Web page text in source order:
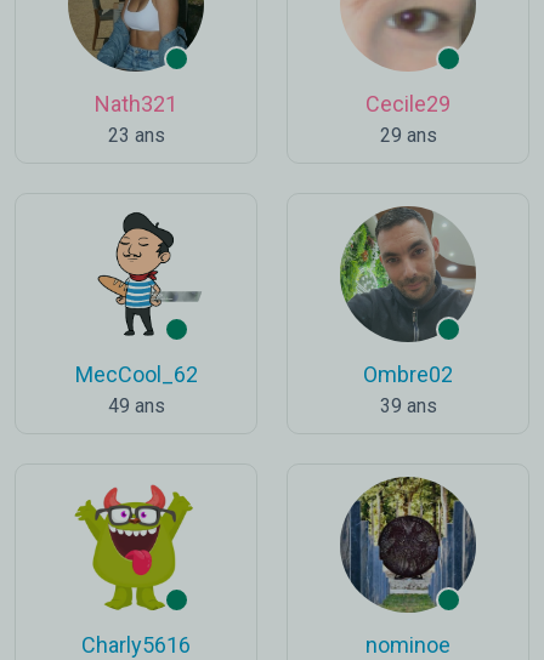
Nath321
23 ans
Cecile29
29 ans
MecCool_62
49 ans
Ombre02
39 ans
Charly5616 nominoe